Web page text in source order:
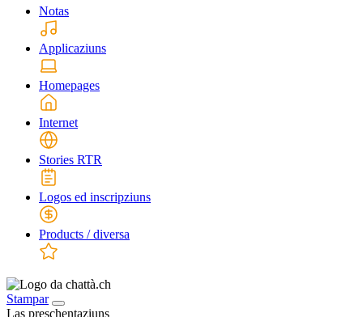
Notas
Applicaziuns
Homepages
Internet
Stories RTR
Logos ed inscripziuns
Products / diversa
Stampar
Las preschentaziuns